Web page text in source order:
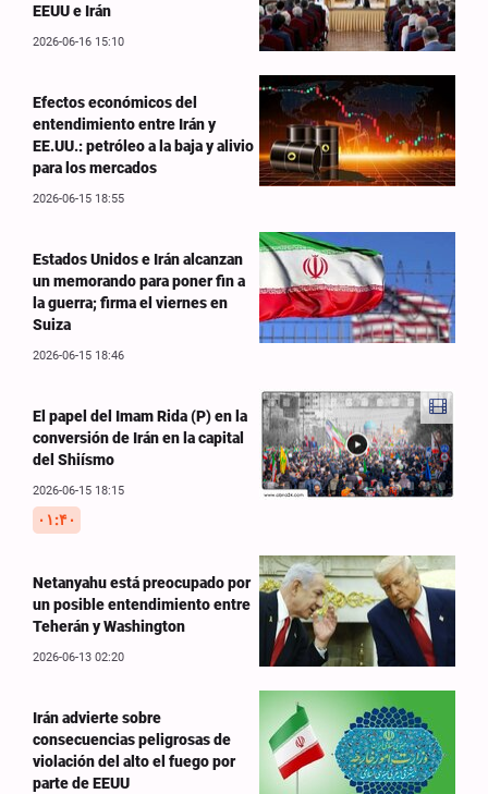
EEUU e Irán
2026-06-16 15:10
Efectos económicos del
entendimiento entre Irán y
EE.UU.: petróleo a la baja y alivio
para los mercados
2026-06-15 18:55
Estados Unidos e Irán alcanzan
un memorando para poner fin a
la guerra; firma el viernes en
Suiza
2026-06-15 18:46
El papel del Imam Rida (P) en la
conversión de Irán en la capital
del Shiísmo
2026-06-15 18:15
۰۱:۴۰
Netanyahu está preocupado por
un posible entendimiento entre
Teherán y Washington
2026-06-13 02:20
Irán advierte sobre
consecuencias peligrosas de
violación del alto el fuego por
parte de EEUU